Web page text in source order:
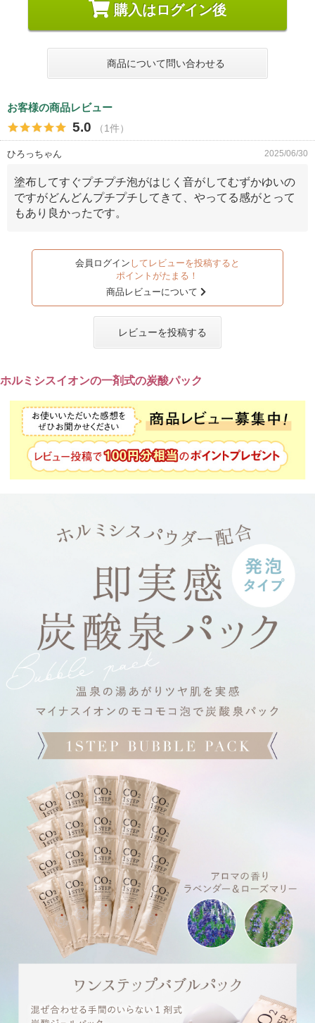
購入はログイン後
商品について問い合わせる
お客様の商品レビュー
5.0 （1件）
ひろっちゃん 2025/06/30
塗布してすぐプチプチ泡がはじく音がしてむずかゆいの
ですがどんどんプチプチしてきて、やってる感がとって
もあり良かったです。
会員ログイン してレビューを投稿すると
ポイントがたまる！
商品レビューについて
レビューを投稿する
ホルミシスイオンの一剤式の炭酸パック